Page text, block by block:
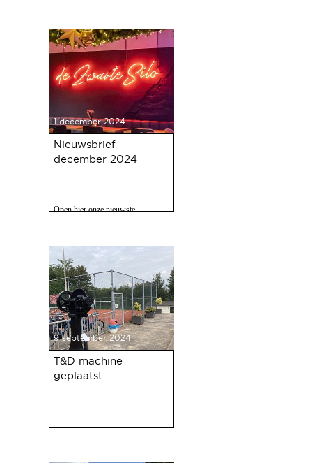
1 december 2024
Nieuwsbrief
december 2024
Open hier onze nieuwste
12 december a.s.
9 september 2024
T&D machine
geplaatst